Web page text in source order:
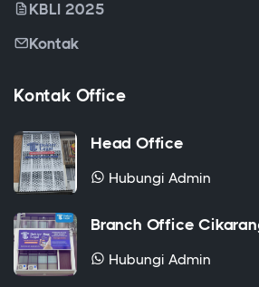
Tracking System
KBLI 2025
Kontak Office
Head Office
Hubungi Admin
Branch Office Cikarang